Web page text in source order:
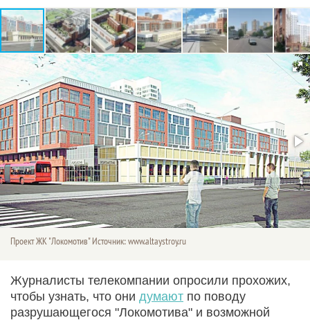
Проект ЖК "Локомотив" Источник: www.altaystroy.ru
Журналисты телекомпании опросили прохожих,
чтобы узнать, что они думают по поводу
разрушающегося "Локомотива" и возможной